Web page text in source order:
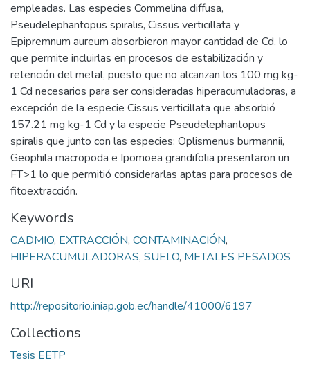
empleadas. Las especies Commelina diffusa,
Pseudelephantopus spiralis, Cissus verticillata y
Epipremnum aureum absorbieron mayor cantidad de Cd, lo
que permite incluirlas en procesos de estabilización y
retención del metal, puesto que no alcanzan los 100 mg kg-
1 Cd necesarios para ser consideradas hiperacumuladoras, a
excepción de la especie Cissus verticillata que absorbió
157.21 mg kg-1 Cd y la especie Pseudelephantopus
spiralis que junto con las especies: Oplismenus burmannii,
Geophila macropoda e Ipomoea grandifolia presentaron un
FT>1 lo que permitió considerarlas aptas para procesos de
fitoextracción.
Keywords
CADMIO, EXTRACCIÓN, CONTAMINACIÓN,
HIPERACUMULADORAS, SUELO, METALES PESADOS
URI
http://repositorio.iniap.gob.ec/handle/41000/6197
Collections
Tesis EETP